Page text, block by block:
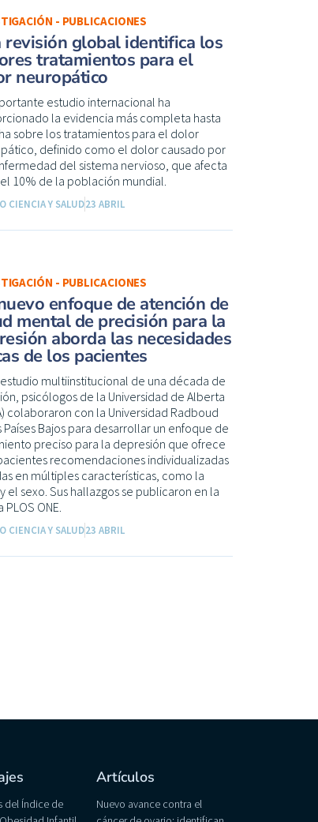
- PUBLICACIONES
revisión global identifica los
tratamientos para el
neuropático
estudio internacional ha
la evidencia más completa hasta
sobre los tratamientos para el dolor
definido como el dolor causado por
del sistema nervioso, que afecta
10% de la población mundial.
CIENCIA Y SALUD23 ABRIL
- PUBLICACIONES
enfoque de atención de
mental de precisión para la
aborda las necesidades
de los pacientes
estudio multiinstitucional de una década de
psicólogos de la Universidad de Alberta
colaboraron con la Universidad Radboud
Países Bajos para desarrollar un enfoque de
preciso para la depresión que ofrece
recomendaciones individualizadas
en múltiples características, como la
el sexo. Sus hallazgos se publicaron en la
PLOS ONE.
CIENCIA Y SALUD23 ABRIL
del Índice de
Artículos
Nuevo avance contra el